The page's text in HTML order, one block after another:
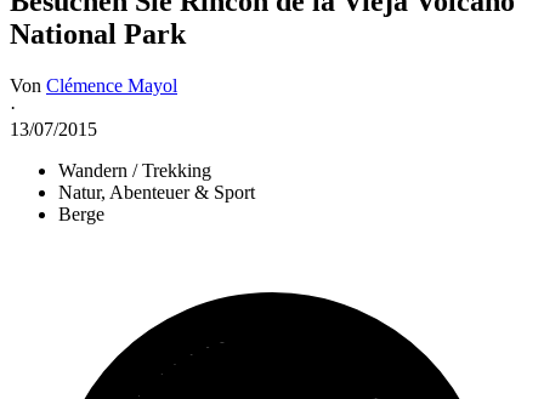
National Park
Von Clémence Mayol
·
13/07/2015
Wandern / Trekking
Natur, Abenteuer & Sport
Berge